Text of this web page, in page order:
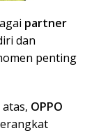
partner
dan
penting
OPPO